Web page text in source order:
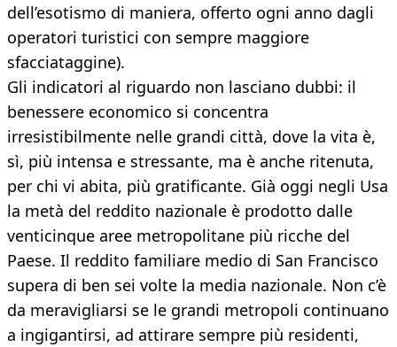
dell’esotismo di maniera, offerto ogni anno dagli
operatori turistici con sempre maggiore
sfacciataggine).
Gli indicatori al riguardo non lasciano dubbi: il
benessere economico si concentra
irresistibilmente nelle grandi città, dove la vita è,
sì, più intensa e stressante, ma è anche ritenuta,
per chi vi abita, più gratificante. Già oggi negli Usa
la metà del reddito nazionale è prodotto dalle
venticinque aree metropolitane più ricche del
Paese. Il reddito familiare medio di San Francisco
supera di ben sei volte la media nazionale. Non c’è
da meravigliarsi se le grandi metropoli continuano
a ingigantirsi, ad attirare sempre più residenti,